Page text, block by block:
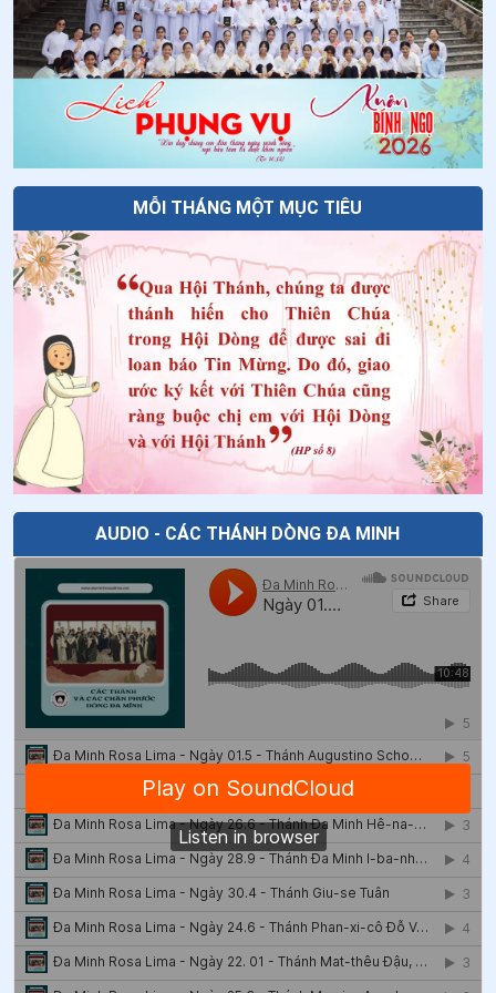
34. Ngày 27/5 - Chân phước An-rê Phơ-ran-si
Ngày 26/5 - Thánh Henare Minh
Ngày 21/5-Chân phước Gia Thịnh Ma-ri-a Cô-mi-ê
37.Ngày 21/5-Chân phước Cô-lum-ba Ri-ê-ti
38.Ngày 19/5 Thánh Phan-xi-cô Côn-ghi-ta
39.Ngày 16/5-Chân phước Vơ-la-đi-mi Ghi-ca
Ngày 15/5-Chân phước Gi-lê Vơ-Gie-la
41.Ngày 14/5-Chân phước An-rê A-bê-lơn
42. Ngày 13/5 Thánh I-men-đa Lam-bê-ti-ni
43 Ngày 10/5 Thánh An-tô-ni-ô
.Ngày 04/5 - Chân phước Ê-li-mi-a Bít-se-ri
47.Ngày 30/4 - Thánh Pio V - Giáo hoàng
48 .Ngày 30/4 Thánh Giuse Tuân (Hoan)
49.Ngày 29/4 - Thánh Catarina
50 .Ngày 27/4 Chân phước Hô-xan-na Cô-tô
Ngày 17/4 Chân phước Cơ-la-ra Gam-ba-cô-ta
52 .Ngày 17/4 Chân phước Ma-ri-a Man-xi-ni
53 .Ngày 14/4 Thánh Alexandro Longo và các bạn tử
đạo
54 .Ngày 14/4 Chân phước Phê-rô Gôn-đa-lê
MỖI THÁNG MỘT MỤC TIÊU
AUDIO - CÁC THÁNH DÒNG ĐA MINH